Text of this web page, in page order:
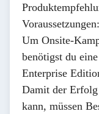
Voraussetzungen:
Um Onsite-
benötigst du
Enterprise
Damit der
kann, müssen